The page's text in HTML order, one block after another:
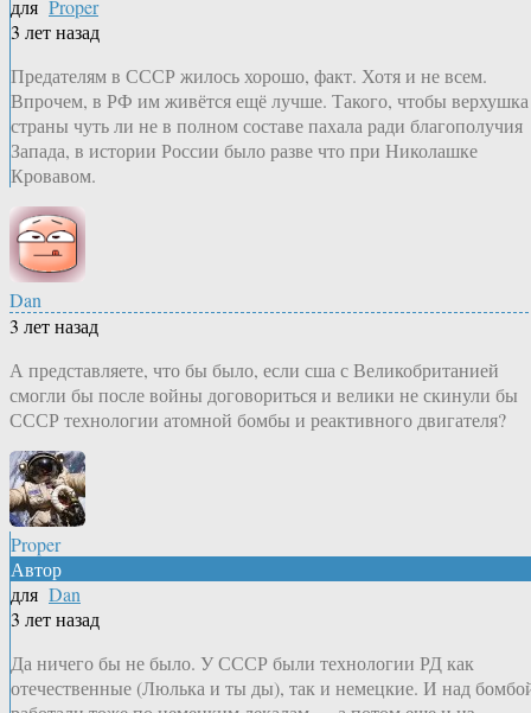
для Proper
3 лет назад
Предателям в СССР жилось хорошо, факт. Хотя и не всем.
Впрочем, в РФ им живётся ещё лучше. Такого, чтобы верхушка
страны чуть ли не в полном составе пахала ради благополучия
Запада, в истории России было разве что при Николашке
Кровавом.
Dan
3 лет назад
А представляете, что бы было, если сша с Великобританией
смогли бы после войны договориться и велики не скинули бы
СССР технологии атомной бомбы и реактивного двигателя?
Proper
Автор
для Dan
3 лет назад
Да ничего бы не было. У СССР были технологии РД как
отечественные (Люлька и ты ды), так и немецкие. И над